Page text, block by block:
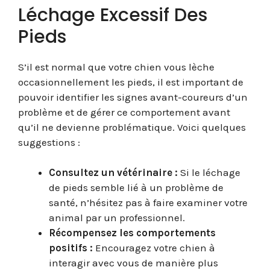
Léchage Excessif Des
Pieds
S’il est normal que votre chien vous lèche
occasionnellement les pieds, il est important de
pouvoir identifier les signes avant-coureurs d’un
problème et de gérer ce comportement avant
qu’il ne devienne problématique. Voici quelques
suggestions :
Consultez un vétérinaire : Si le léchage
de pieds semble lié à un problème de
santé, n’hésitez pas à faire examiner votre
animal par un professionnel.
Récompensez les comportements
positifs : Encouragez votre chien à
interagir avec vous de manière plus